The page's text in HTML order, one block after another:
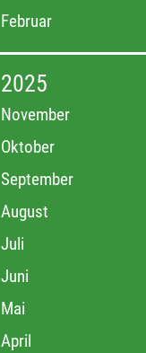
Februar
2025
November
Oktober
September
August
Juli
Juni
Mai
April